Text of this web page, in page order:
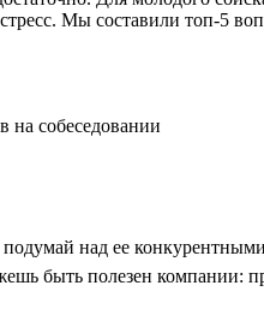
Мы составили топ-5
над ее
быть полезен компании: